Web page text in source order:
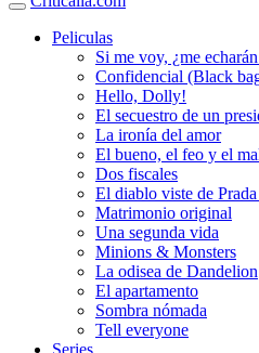
Peliculas
Si me voy, ¿me
Confidencial (Black
Hello, Dolly!
El secuestro de un
La ironía del amor
El bueno, el feo y el
Dos fiscales
El diablo viste de
Matrimonio original
Una segunda vida
Minions & Monsters
La odisea de Dandelion
El apartamento
Sombra nómada
Tell everyone